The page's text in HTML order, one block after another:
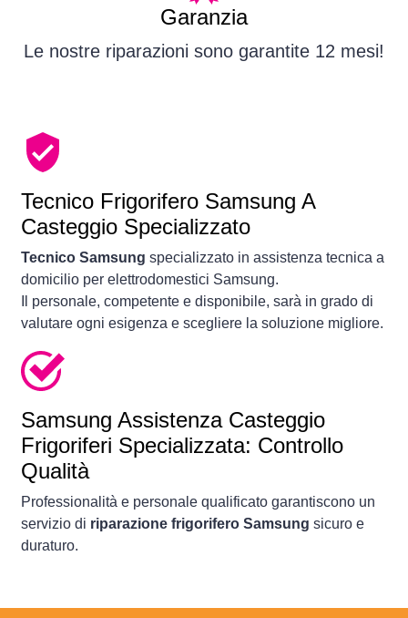
Garanzia
Le nostre riparazioni sono garantite 12 mesi!
Tecnico Frigorifero Samsung A
Casteggio Specializzato
Tecnico Samsung specializzato in assistenza tecnica a
domicilio per elettrodomestici Samsung.
Il personale, competente e disponibile, sarà in grado di
valutare ogni esigenza e scegliere la soluzione migliore.
Samsung Assistenza Casteggio
Frigoriferi Specializzata: Controllo
Qualità
Professionalità e personale qualificato garantiscono un
servizio di riparazione frigorifero Samsung sicuro e
duraturo.